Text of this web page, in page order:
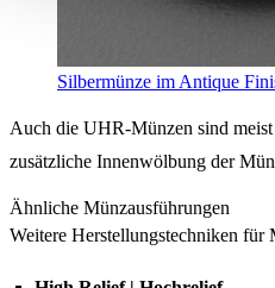
Silbermünze im Antique
Auch die UHR-Münzen sind
zusätzliche Innenwölbung der
Ähnliche Münzausführungen
Weitere Herstellungstechniken für